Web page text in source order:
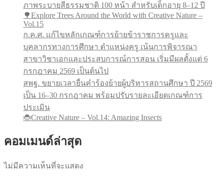
ภาพระบายสีธรรมชาติ 100 หน้า สำหรับเด็กอายุ 8–12 ปี
🌳Explore Trees Around the World with Creative Nature –
Vol.15
ก.ค.ศ. แก้ไขหลักเกณฑ์การย้ายข้าราชการครูและ
บุคลากรทางการศึกษา ตำแหน่งครู เน้นการพิจารณา
สาขาวิชาเอกและประสบการณ์การสอน เริ่มมีผลตั้งแต่ 6
กรกฎาคม 2569 เป็นต้นไป
สพฐ. ขยายเวลายื่นคำร้องย้ายผู้บริหารสถานศึกษา ปี 2569
เป็น 16–30 กรกฎาคม พร้อมปรับรายละเอียดเกณฑ์การ
ประเมิน
🐞Creative Nature – Vol.14: Amazing Insects
คอมเมนด์ล่าสุด
ไม่มีความเห็นที่จะแสดง